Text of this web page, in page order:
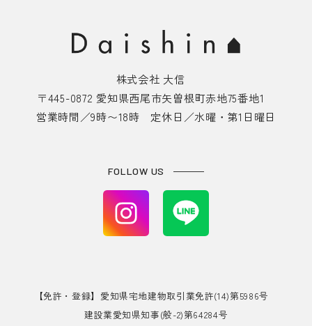
株式会社 大信
〒445-0872 愛知県西尾市矢曽根町赤地75番地1
営業時間／9時〜18時 定休日／水曜・第1日曜日
FOLLOW US
【免許・登録】愛知県宅地建物取引業免許(14)第5986号
建設業愛知県知事(般-2)第64284号